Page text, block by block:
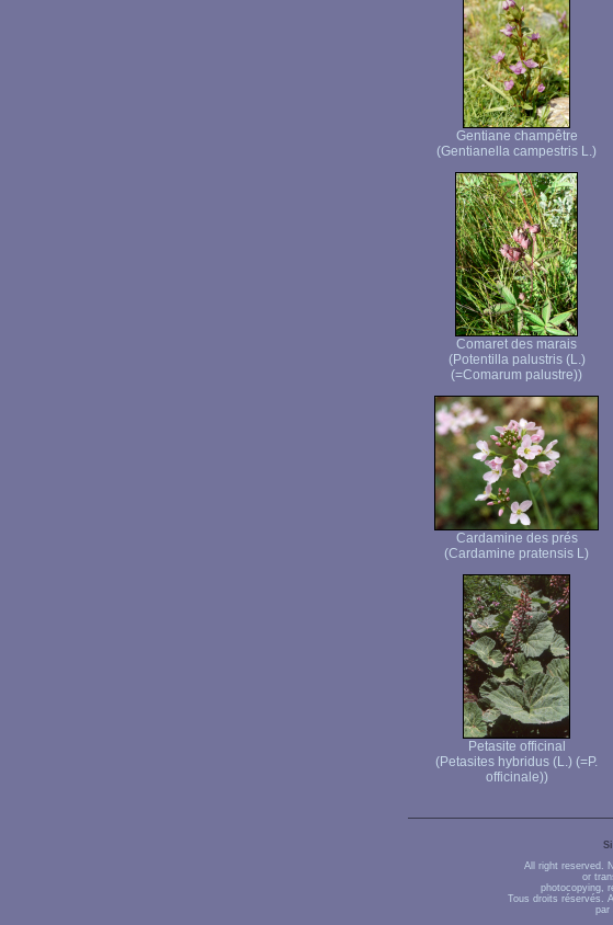
Gentiane champêtre
(Gentianella campestris L.)
Comaret des marais
(Potentilla palustris (L.)
(=Comarum palustre))
Cardamine des prés
(Cardamine pratensis L)
Petasite officinal
(Petasites hybridus (L.) (=P.
officinale))
All right reserved.
or
photocopying,
Tous droits réservés.
par